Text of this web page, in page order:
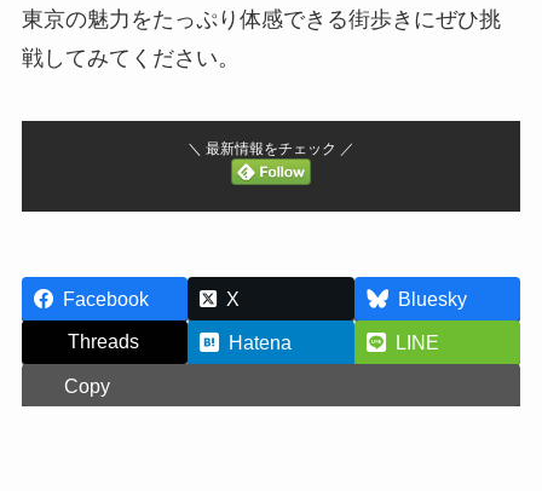
東京の魅力をたっぷり体感できる街歩きにぜひ挑
戦してみてください。
＼ 最新情報をチェック ／
Facebook X
Bluesky
Threads
Hatena
LINE
Copy